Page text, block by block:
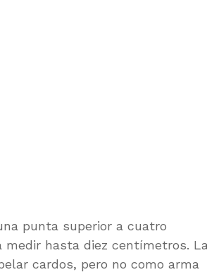
punta superior a cuatro
hasta diez centímetros. La
cardos, pero no como arma